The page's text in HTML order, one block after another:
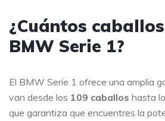
¿Cuántos
BMW Serie 1?
El BMW Serie 1 ofrece una amplia
van desde los 109 caballos hasta
que garantiza que encuentres la